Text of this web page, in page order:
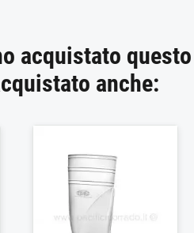
acquistato questo
anche: